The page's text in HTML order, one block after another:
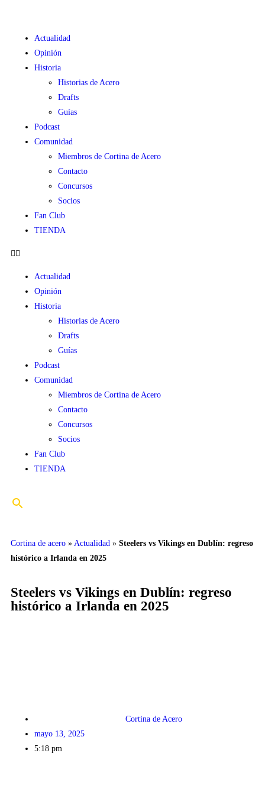
Actualidad
Opinión
Historia
Historias de Acero
Drafts
Guías
Podcast
Comunidad
Miembros de Cortina de Acero
Contacto
Concursos
Socios
Fan Club
TIENDA
Actualidad
Opinión
Historia
Historias de Acero
Drafts
Guías
Podcast
Comunidad
Miembros de Cortina de Acero
Contacto
Concursos
Socios
Fan Club
TIENDA
Cortina de acero » Actualidad » Steelers vs Vikings en Dublín: regreso
histórico a Irlanda en 2025
Steelers vs Vikings en Dublín: regreso
histórico a Irlanda en 2025
Cortina de Acero
mayo 13, 2025
5:18 pm